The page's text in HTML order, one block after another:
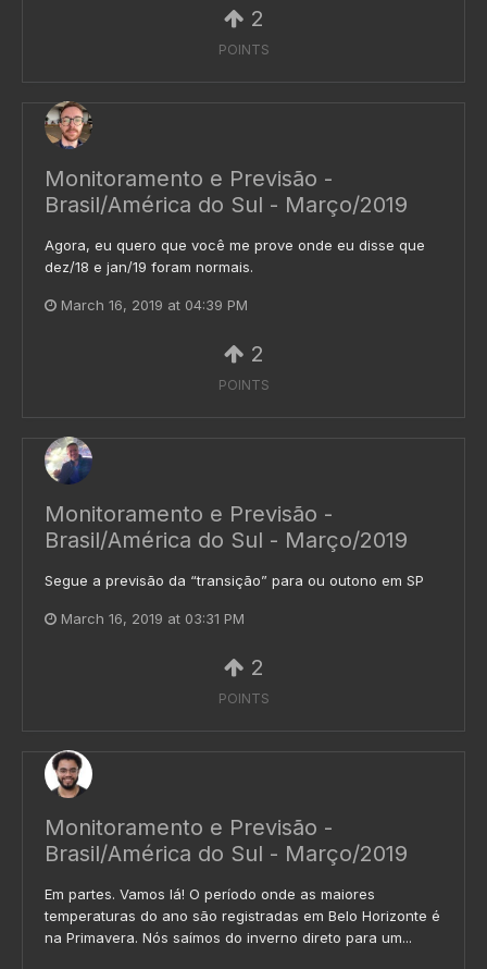
2
POINTS
Monitoramento e Previsão -
Brasil/América do Sul - Março/2019
Agora, eu quero que você me prove onde eu disse que
dez/18 e jan/19 foram normais.
March 16, 2019 at 04:39 PM
2
POINTS
Monitoramento e Previsão -
Brasil/América do Sul - Março/2019
Segue a previsão da “transição” para ou outono em SP
March 16, 2019 at 03:31 PM
2
POINTS
Monitoramento e Previsão -
Brasil/América do Sul - Março/2019
Em partes. Vamos lá! O período onde as maiores
temperaturas do ano são registradas em Belo Horizonte é
na Primavera. Nós saímos do inverno direto para um...